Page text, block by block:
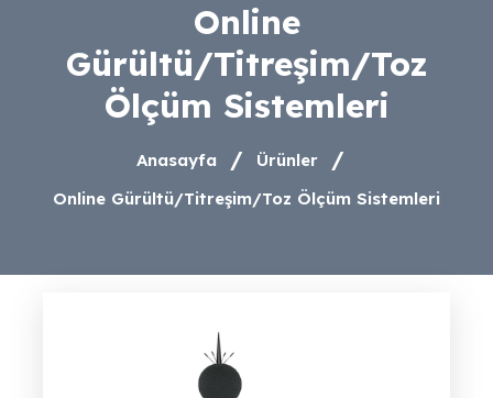
Online
Gürültü/Titreşim/Toz
Ölçüm Sistemleri
Anasayfa
Ürünler
Online Gürültü/Titreşim/Toz Ölçüm Sistemleri